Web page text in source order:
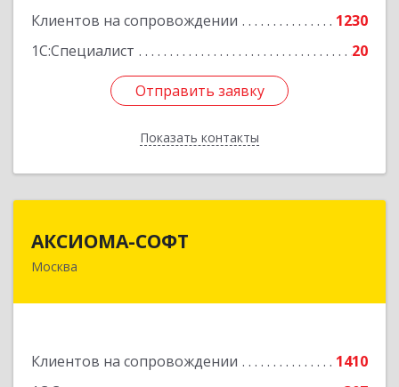
Клиентов на сопровождении
1230
1С:Специалист
20
Отправить заявку
Показать контакты
Отправить заявку
Назад
АКСИОМА-СОФТ
Москва
Клиентов на сопровождении
1410
105066, Москва г, вн.тер.г. муниципальный
Подробнее